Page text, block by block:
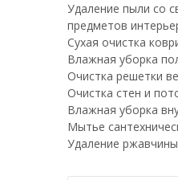
Удаление пыли со
предметов
Сухая очистка
Влажная уборка
Очистка решетки
Очистка стен и
Влажная уборка
Мытье
Удаление